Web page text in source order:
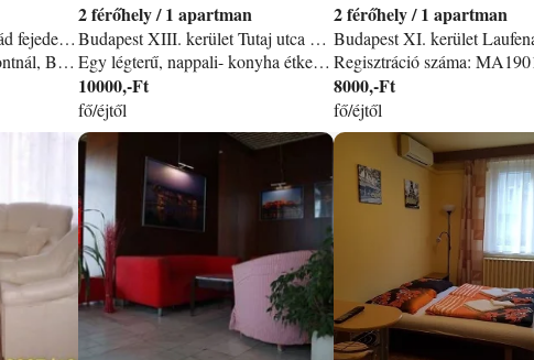
Budapest III. kerület Árpád fejedelem apartman
Kiadó a Kolosy tér központnál, Budán, Árpád fejedelem útján található, frissen festett, frissen újított, szép, kedvelt, igényes lakásom. Biztos vagyok benne, hogy megszereti, mert lakályos, hangulatos színekkel berendezett, kényelmes apartman, ideális mind a fekvése, mint a beosztása. Kiváló tömegközlekedésű, a belváros könnyedén és gyorsan elérhető! A Margit sziget közelsége, Kolosy téri csomópont miatt nagyon kedvelt, hiszen üzleti negyed, sétálóutca, parkok, piac, mozi, üzletek, éttermek, cukrászda, gyógyfürdő, uszoda és fitness terem, sőt színház is karnyújtásnyira. A HÉV, villamos és buszok is a lakás szomszédságában állnak meg. 42 m2-es, tágas stúdió-apartman ízléses tömör fa kiegészítőkkel felszerelt, újonnan berendezett. Ingyenes wifi, TV 130 csatornával, új háztartási gépek (vadonatúj berendezések: mosógép, mikró sütő, tűzhely, hűtőszekrény, pirítós sütő, kávéfőző, vízforraló, valamint vasaló állvánnyal és hajszárító alaptartozék. ) „Spa” hangulatú fürdőszobájával, nagy, hálófülkéjében egyedi fekhelyével igazi, otthonos kényelmet nyújt. Parkra néz az ablaka. A lakás ára 1-2 fő részére Rövidebb táv: 1-7 éjszaka: 22. 000. -Ft/éj/ min. 3 éj és 2 fő együttes esetén. Egyéb fizetendő: 2 éjszaka díja foglaló/ kaucióként. -Ft. Ez az összeg távozáskor visszajár, ha a lakást rendben s kulcsait visszavettük. 1 fő foglalása esetén is azonos az ár! 1 éjszaka rendelése esetén 40 % a felár 2 éjszaka rendelése esetén 20 % a felár. Min. 7 éjnél - min. 5% kedvezmény A fenti árak max. 2 fő részére érvényes díjak. 3. fő esetén kérje személyre szabott árajánlatunkat! Hosszabb táv / 2 fő részére: -2 hétre: 168. 000 + rezsi (óraleolvasás alapján, csak a tényleges fogyasztás). Egyéb fizetendő 70. 000. -Ft kaucióként! -3 hétre: 210. 000 + rezsi (óraleolvasás alapján, csak a tényleges fogyasztás). Egyéb fizetendő 80. 000. - kaucióként! -1 vagy több hónapra: 240. 000. -Ft, mely összeg a közösköltséget a TV és Wifi díját tartalmazza + fizetni csak a ténylegesen fogyasztott rezsit kell (óraleolvasás alapján, ). Egyéb fizetendő 90. 000. - kaucióként! A fenti árak 1 vagy 2 fő részére érvényes díjak. Bizonyos időszakok kiemelt időszakoknak számítanak, 40 % felárral FORMA 1. Szigetfesztivál Szilveszter körüli vendégéjszakák, ilyenkor felár terheli az apartman díját. Ajánlatkéréskor pontosan, a kért intervallumnak megfelelő árajánlatot adom. A bérleti díj tartalmazza: az adott időtartamra a lakás rendeltetésszerű (lakásként való, társasházi együttélésre vonatkozó házirend betartásával) használatát 1- max. 2 főre, háziállat nélkül, a TV-, és korlátlan WIFI díját, valamint a lakás kitakarított állapotban (ágyneműkkel, törlőruhával, törülközővel, WC papírral felszerelve) való átvételét. Hosszabb távú bérletnél (1-3 hónap) sem terhelem vendégeimre az állandó közös költség, ill. a wifi + Tv díját, csakis a valójában használt víz-, villany-, gáz díjat. A lakás foglalásának végleges módja a kaució előre fizetésével történik. A kaució a vendég érkezéséig mint foglaló szerepel, majd azt követően kaucióként van irodánkban, és a távozás napján visszafizetjük, ha a lakásban károkozás nem történt illetve a kulcsokat visszakaptuk.
2 /1 apartman
Budapest XIII. kerület Tutaj utca apartman
Egy légterű, nappali- konyha étkezős, gardróbszobás modern napos hangulatos lakás. Ablakai redőnyösek, hangszigetelt. Szemben vele szép nagy zöld park. Elhelyezkedése: közel a Lehel téri piac, a Dózs Gy. úti METRO. A lakás minden háztartási eszközzel is felszerelt, mosógép, TV, gyors WIFI, otthonos, kényelmes lakás.
10000,-Ft
fő/éjtől
2 /1 apartman
8000,-Ft
fő/éjtől